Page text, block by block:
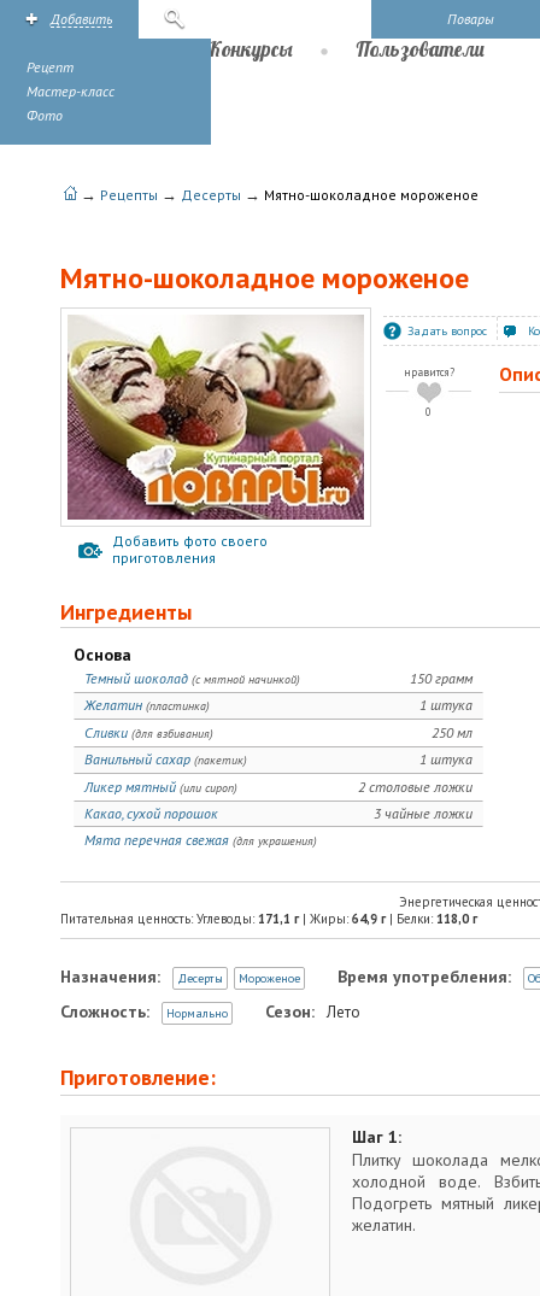
Повары
Добавить
Рецепт
Мастер-класс
Фото
Конкурсы Пользователи
→ Рецепты → Десерты → Мятно-шоколадное мороженое
Мятно-шоколадное мороженое
Добавить фото своего
приготовления
Задать вопрос
нравится?
0
Ингредиенты
Основа
150 грамм
Темный шоколад (с мятной начинкой)
1 штука
Желатин (пластинка)
250 мл
Сливки (для взбивания)
1 штука
Ванильный сахар (пакетик)
2 столовые ложки
Ликер мятный (или сироп)
3 чайные ложки
Какао, сухой порошок
Мята перечная свежая (для украшения)
Энергетическая
Питательная ценность: Углеводы: 171,1 г| Жиры: 64,9 г| Белки: 118,0 г
Назначения: Десерты Мороженое Время употребления:
Сложность: Нормально Сезон: Лето
Приготовление:
Шаг 1:
Плитку шоколада
холодной воде.
Подогреть мятный
желатин.